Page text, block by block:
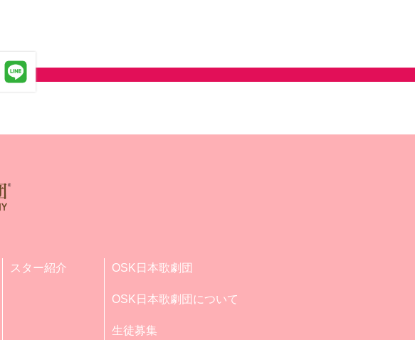
スター紹介 OSK日本歌劇団
OSK日本歌劇団について
生徒募集